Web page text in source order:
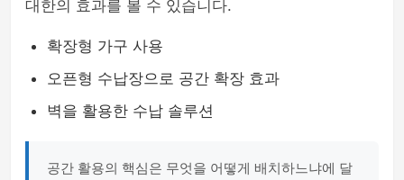
대한의 효과를 볼 수 있습니다.
확장형 가구 사용
오픈형 수납장으로 공간 확장 효과
벽을 활용한 수납 솔루션
공간 활용의 핵심은 무엇을 어떻게 배치하느냐에 달